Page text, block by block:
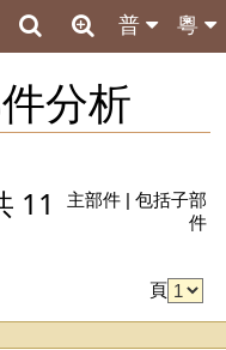
粵
普
分析
11 主部件| 包括子部
件
頁